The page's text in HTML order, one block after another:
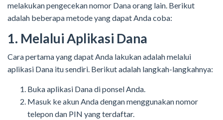
melakukan pengecekan nomor Dana orang lain. Berikut
adalah beberapa metode yang dapat Anda coba:
1. Melalui Aplikasi Dana
Cara pertama yang dapat Anda lakukan adalah melalui
aplikasi Dana itu sendiri. Berikut adalah langkah-langkahnya:
Buka aplikasi Dana di ponsel Anda.
Masuk ke akun Anda dengan menggunakan nomor
telepon dan PIN yang terdaftar.